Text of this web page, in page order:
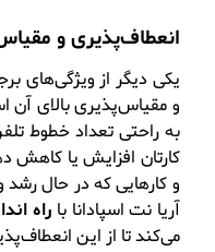
انعطاف‌پذیری و
یکی دیگر از ویژگی‌های
و مقیاس‌پذیری بالای آن
به راحتی تعداد خطوط
کارتان افزایش یا کاهش
و کارهایی که در حال
آریا نت اسپادانا با راه
می‌کند تا از این